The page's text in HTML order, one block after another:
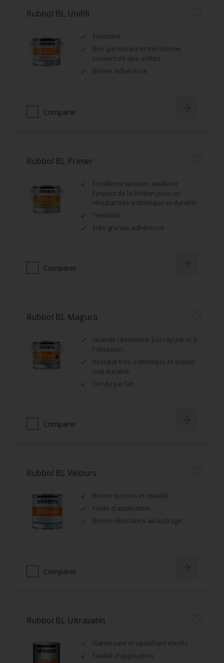
Rubbol BL Unifill
Teintable
Bon garnissant et très bonne
couverture des arêtes
Bonne adhérence
Comparer
Rubbol BL Primer
Excellente tension: améliore
l'aspect de la finition pour un
résultat très esthétique et durable
Teintable
Très grande adhérence
Comparer
Rubbol BL Magura
Grande résistance à la rayure et à
l'abrasion
Résultat très esthétique et aspect
mat durable
Tendu parfait
Comparer
Rubbol BL Velours
Bonne tension et opacité
Facile d'application
Bonne résistance au lustrage
Comparer
Rubbol BL Ultrasatin
Garnissant et opacifiant élevés
Facilité d'application